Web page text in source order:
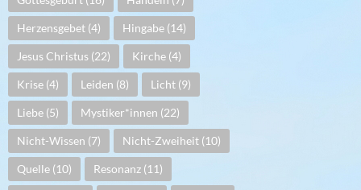
Herzensgebet (4) Hingabe (14)
Jesus Christus (22) Kirche (4)
Krise (4) Leiden (8) Licht (9)
Liebe (5) Mystiker*innen (22)
Nicht-Wissen (7) Nicht-Zweiheit (10)
Quelle (10) Resonanz (11)